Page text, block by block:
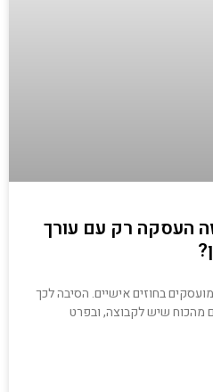
העסקה רק עם עורך
מועסקים בחוזים אישיים. הסיבה לכך
שיש לקבוצה, ובפרט